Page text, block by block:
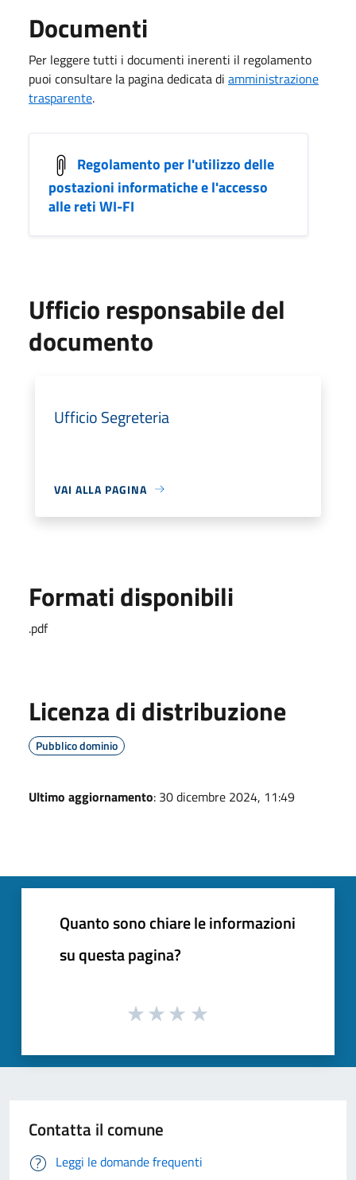
Documenti
Per leggere tutti i documenti inerenti il regolamento
puoi consultare la pagina dedicata di amministrazione
trasparente.
Regolamento per l'utilizzo delle
postazioni informatiche e l'accesso
alle reti WI-FI
Ufficio responsabile del
documento
Ufficio Segreteria
VAI ALLA PAGINA
Formati disponibili
.pdf
Licenza di distribuzione
Pubblico dominio
Ultimo aggiornamento: 30 dicembre 2024, 11:49
Quanto sono chiare le informazioni
su questa pagina?
Contatta il comune
Leggi le domande frequenti